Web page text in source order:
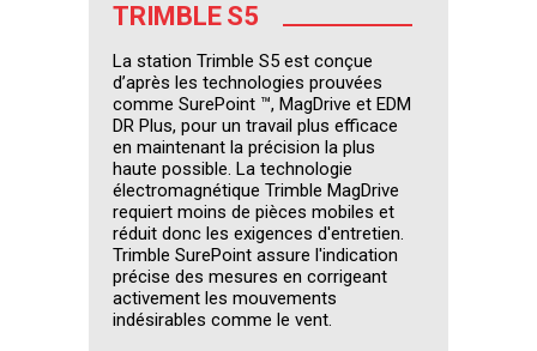
TRIMBLE S5
La station Trimble S5 est conçue
d’après les technologies prouvées
comme SurePoint ™, MagDrive et EDM
DR Plus, pour un travail plus efficace
en maintenant la précision la plus
haute possible. La technologie
électromagnétique Trimble MagDrive
requiert moins de pièces mobiles et
réduit donc les exigences d'entretien.
Trimble SurePoint assure l'indication
précise des mesures en corrigeant
activement les mouvements
indésirables comme le vent.